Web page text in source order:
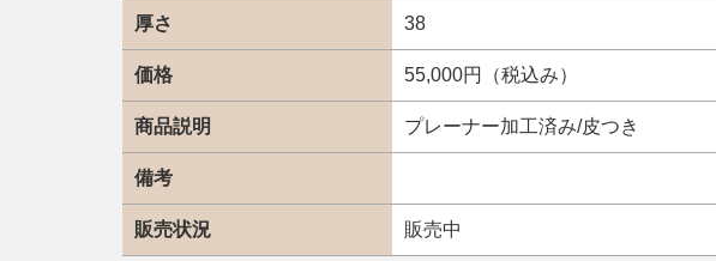
厚さ 38
価格 55,000円（税込み）
商品説明 プレーナー加工済み/皮つき
備考
販売状況 販売中